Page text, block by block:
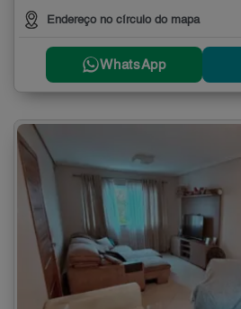
Endereço no círculo do mapa
WhatsApp